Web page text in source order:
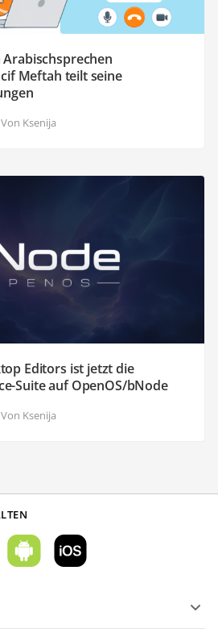
Arabischsprechen
Meftah teilt seine
Von Ksenija
Editors ist jetzt die
Suite auf OpenOS/bNode
Von Ksenija